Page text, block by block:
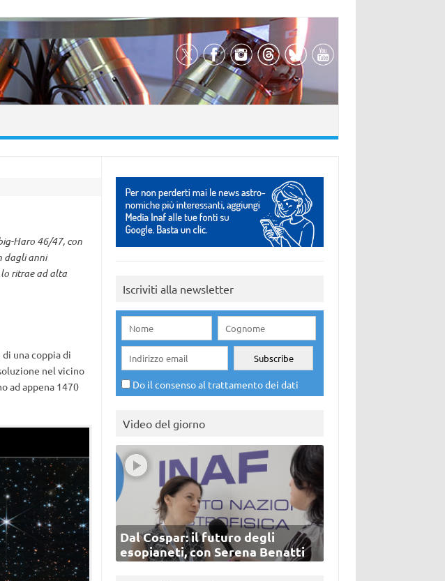
Haro 46/47, con
dagli anni
lo ritrae ad alta
una coppia di
nel vicino
ad appena 1470
Iscriviti alla newsletter
Do il consenso al trattamento dei dati
Video del giorno
Dal Cospar: il futuro degli
esopianeti, con Serena Benatti